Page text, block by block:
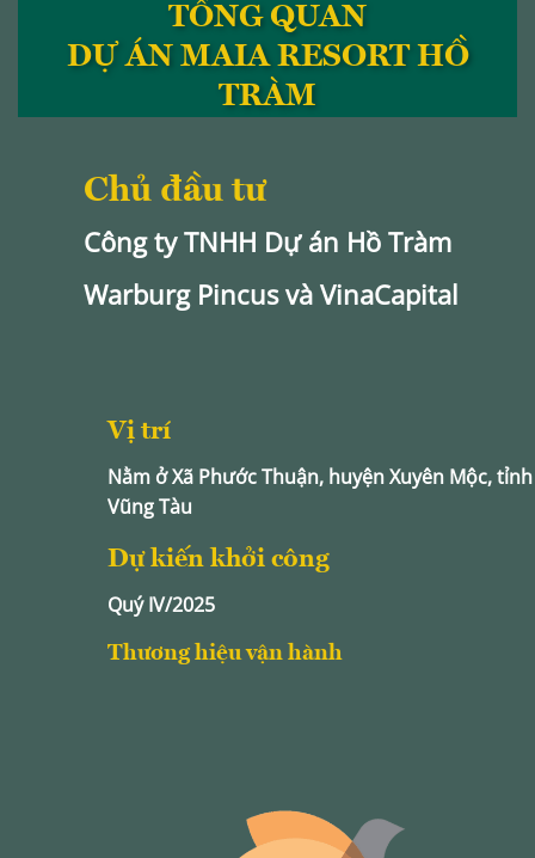
TỔNG QUAN
DỰ ÁN MAIA RESORT HỒ
TRÀM
Chủ đầu tư
Công ty TNHH Dự án Hồ Tràm
Warburg Pincus và VinaCapital
Vị trí
Nằm ở Xã Phước Thuận, huyện Xuyên Mộc, tỉnh
Vũng Tàu
Dự kiến khởi công
Quý IV/2025
Thương hiệu vận hành